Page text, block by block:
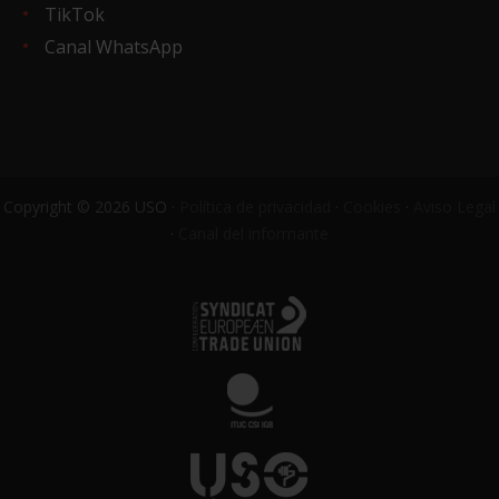
TikTok
Canal WhatsApp
Copyright © 2026 USO ·